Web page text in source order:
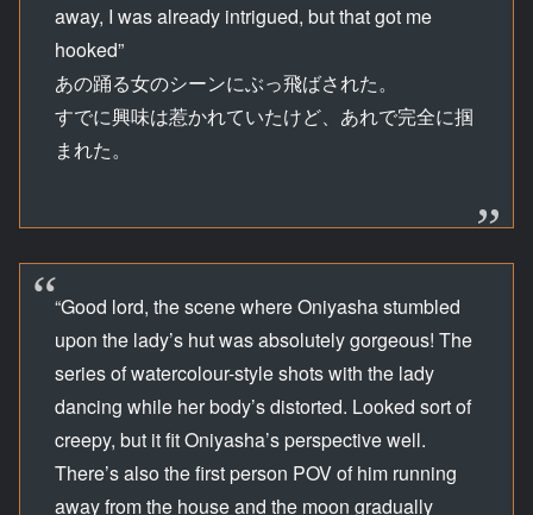
away, I was already intrigued, but that got me
hooked”
あの踊る女のシーンにぶっ飛ばされた。
すでに興味は惹かれていたけど、あれで完全に掴
まれた。
“Good lord, the scene where Oniyasha stumbled
upon the lady’s hut was absolutely gorgeous! The
series of watercolour-style shots with the lady
dancing while her body’s distorted. Looked sort of
creepy, but it fit Oniyasha’s perspective well.
There’s also the first person POV of him running
away from the house and the moon gradually